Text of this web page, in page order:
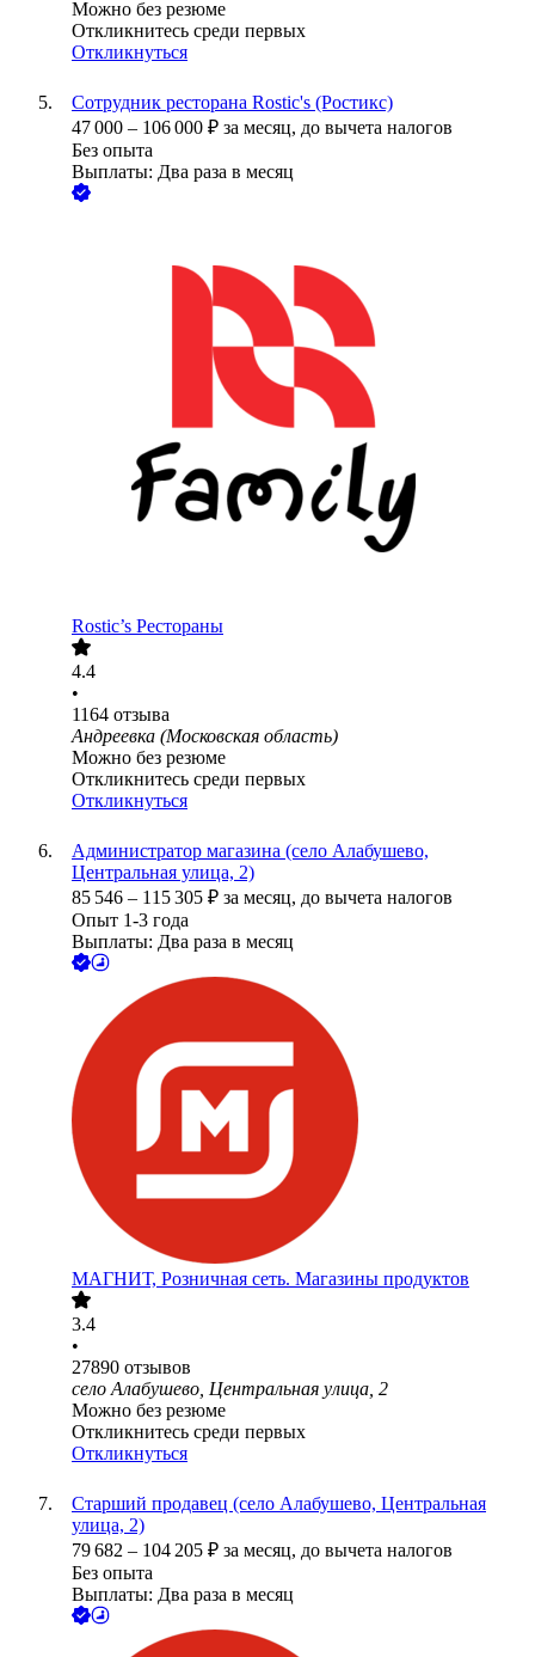
Можно без резюме
Откликнитесь среди первых
Откликнуться
Сотрудник ресторана Rostic's (Ростикс)
47 000 – 106 000 ₽ за месяц, до вычета налогов
Без опыта
Выплаты: Два раза в месяц
Rostic’s Рестораны
4.4
•
1164 отзыва
Андреевка (Московская область)
Можно без резюме
Откликнитесь среди первых
Откликнуться
Администратор магазина (село Алабушево,
Центральная улица, 2)
85 546 – 115 305 ₽ за месяц, до вычета налогов
Опыт 1-3 года
Выплаты: Два раза в месяц
МАГНИТ, Розничная сеть. Магазины продуктов
3.4
•
27890 отзывов
село Алабушево, Центральная улица, 2
Можно без резюме
Откликнитесь среди первых
Откликнуться
Старший продавец (село Алабушево, Центральная
улица, 2)
79 682 – 104 205 ₽ за месяц, до вычета налогов
Без опыта
Выплаты: Два раза в месяц